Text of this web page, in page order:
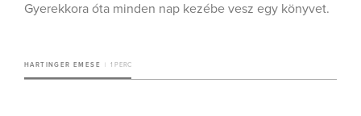
Gyerekkora óta minden nap kezébe vesz egy könyvet.
HARTINGER EMESE 1 PERC